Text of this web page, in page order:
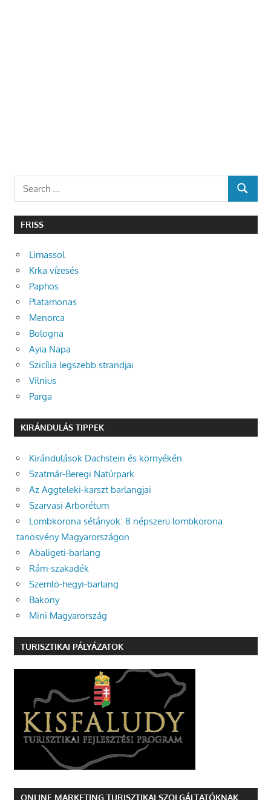
SEARCH
FRISS
Limassol
Krka vízesés
Paphos
Platamonas
Menorca
Bologna
Ayia Napa
Szicília legszebb strandjai
Vilnius
Parga
KIRÁNDULÁS TIPPEK
Kirándulások Dachstein és környékén
Szatmár-Beregi Natúrpark
Az Aggteleki-karszt barlangjai
Szarvasi Arborétum
Lombkorona sétányok: 8 népszerű lombkorona
tanösvény Magyarországon
Abaligeti-barlang
Rám-szakadék
Szemlő-hegyi-barlang
Bakony
Mini Magyarország
TURISZTIKAI PÁLYÁZATOK
ONLINE MARKETING TURISZTIKAI SZOLGÁLTATÓKNAK